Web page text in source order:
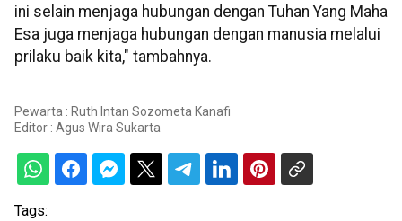
ini selain menjaga hubungan dengan Tuhan Yang Maha
Esa juga menjaga hubungan dengan manusia melalui
prilaku baik kita," tambahnya.
Pewarta : Ruth Intan Sozometa Kanafi
Editor : Agus Wira Sukarta
Tags: